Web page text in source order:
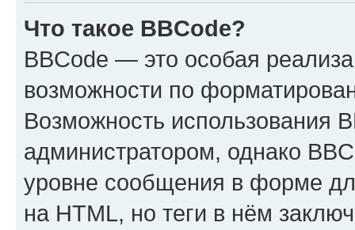
Что такое BBCode?
BBCode — это особая
возможности по
Возможность использования
администратором, однако
уровне сообщения в форме
на HTML, но теги в нём